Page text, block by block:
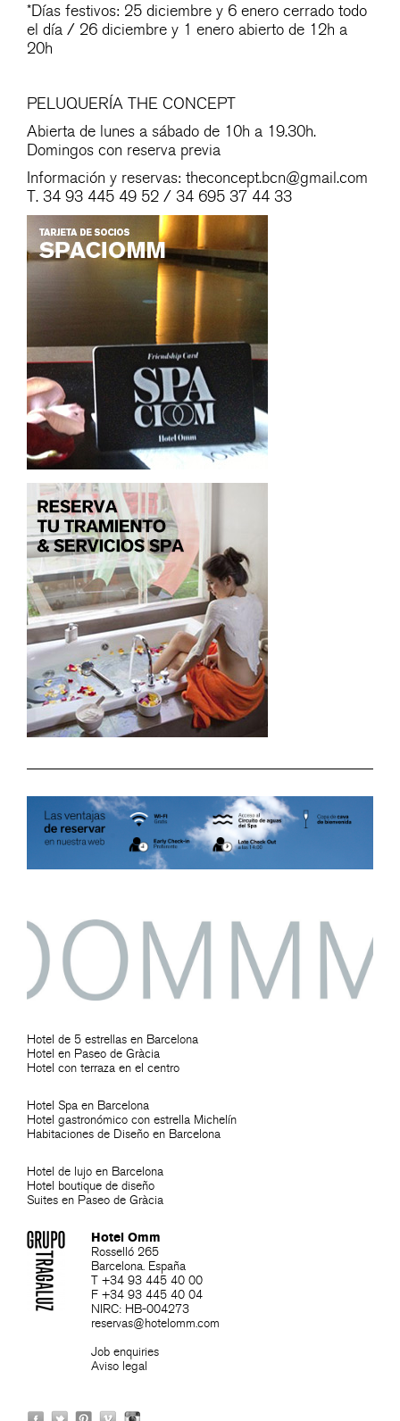
*Días festivos: 25 diciembre y 6 enero cerrado todo
el día / 26 diciembre y 1 enero abierto de 12h a
20h
PELUQUERÍA THE CONCEPT
Abierta de lunes a sábado de 10h a 19.30h.
Domingos con reserva previa
Información y reservas: theconcept.bcn@gmail.com
T. 34 93 445 49 52 / 34 695 37 44 33
Hotel de 5 estrellas en Barcelona
Hotel en Paseo de Gràcia
Hotel con terraza en el centro
Hotel Spa en Barcelona
Hotel gastronómico con estrella Michelín
Habitaciones de Diseño en Barcelona
Hotel de lujo en Barcelona
Hotel boutique de diseño
Suites en Paseo de Gràcia
Hotel Omm
Rosselló 265
Barcelona. España
T +34 93 445 40 00
F +34 93 445 40 04
NIRC: HB-004273
reservas@hotelomm.com
Job enquiries
Aviso legal